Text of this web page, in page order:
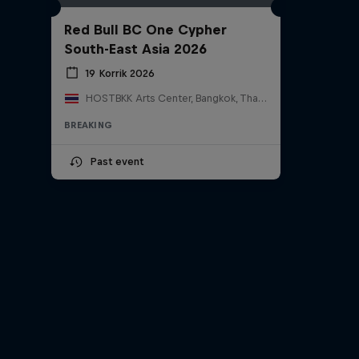
Red Bull BC One Cypher
South-East Asia 2026
19 Korrik 2026
HOSTBKK Arts Center, Bangkok, Thailand
BREAKING
Past event